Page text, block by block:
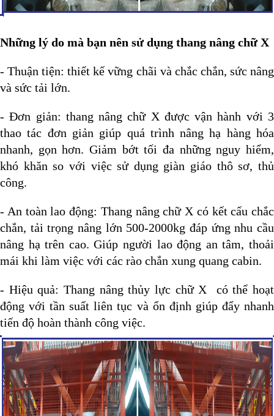
Những lý do mà bạn nên sử dụng thang nâng chữ X
- Thuận tiện: thiết kế vững chãi và chắc chắn, sức nâng
và sức tải lớn.
- Đơn giản: thang nâng chữ X được vận hành với 3
thao tác đơn giản giúp quá trình nâng hạ hàng hóa
nhanh, gọn hơn. Giảm bớt tối đa những nguy hiểm,
khó khăn so với việc sử dụng giàn giáo thô sơ, thủ
công.
- An toàn lao động: Thang nâng chữ X có kết cấu chắc
chắn, tải trọng nâng lớn 500-2000kg đáp ứng nhu cầu
nâng hạ trên cao. Giúp người lao động an tâm, thoải
mái khi làm việc với các rào chắn xung quang cabin.
- Hiệu quả: Thang nâng thủy lực chữ X có thể hoạt
động với tần suất liên tục và ổn định giúp đẩy nhanh
tiến độ hoàn thành công việc.